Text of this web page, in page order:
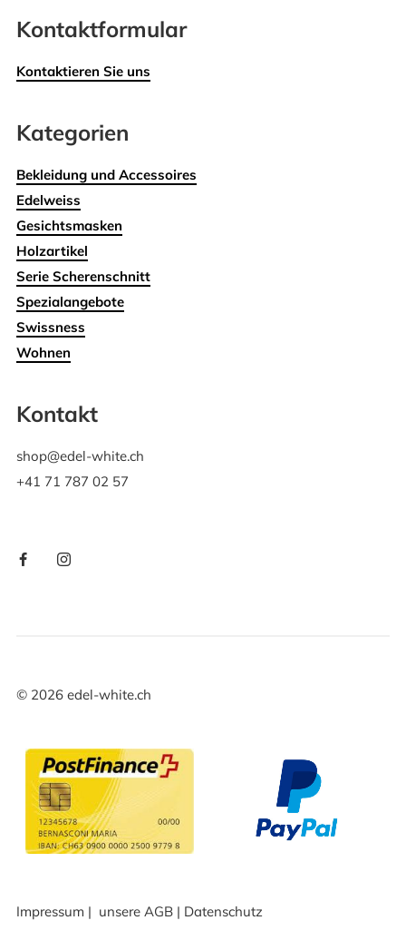
Kontaktformular
Kontaktieren Sie uns
Kategorien
Bekleidung und Accessoires
Edelweiss
Gesichtsmasken
Holzartikel
Serie Scherenschnitt
Spezialangebote
Swissness
Wohnen
Kontakt
shop@edel-white.ch
+41 71 787 02 57
© 2026edel-white.ch
Impressum | unsere AGB| Datenschutz